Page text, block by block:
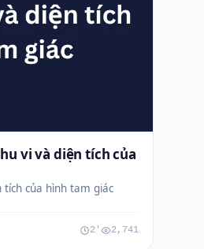
vi và diện tích của
tích của hình tam giác
2' 2,741